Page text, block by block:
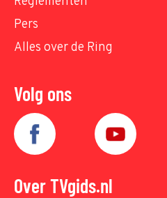
Pers
Alles over de Ring
Volg ons
Over TVgids.nl